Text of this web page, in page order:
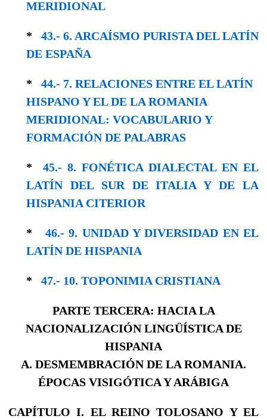
MERIDIONAL
* 43.- 6. ARCAÍSMO PURISTA DEL LATÍN
DE ESPAÑA
* 44.- 7. RELACIONES ENTRE EL LATÍN
HISPA­NO Y EL DE LA ROMANIA
MERIDIONAL: VOCABULARIO Y
FORMACIÓN DE PALABRAS
* 45.- 8. FONÉTICA DIALECTAL EN EL
LATÍN DEL SUR DE ITALIA Y DE LA
HISPANIA CITERIOR
* 46.- 9. UNIDAD Y DIVERSIDAD EN EL
LA­TÍN DE HISPANIA
* 47.- 10. TOPONIMIA CRISTIANA
PARTE TERCERA: HACIA LA
NACIONALIZACIÓN LINGÜÍSTICA DE
HISPANIA
A. DESMEMBRACIÓN DE LA ROMANIA.
ÉPOCAS VISIGÓTICA Y ARÁBIGA
CAPÍTULO I. EL REINO TOLOSANO Y EL